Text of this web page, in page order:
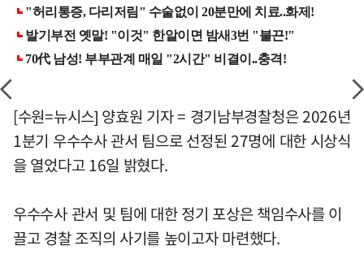
[수원=뉴시스] 양효원 기자 = 경기남부경찰청은 2026년
1분기 우수수사 관서 팀으로 선정된 27명에 대한 시상식
을 열었다고 16일 밝혔다.
우수수사 관서 및 팀에 대한 정기 포상은 책임수사를 이
끌고 경찰 조직의 사기를 높이고자 마련했다.